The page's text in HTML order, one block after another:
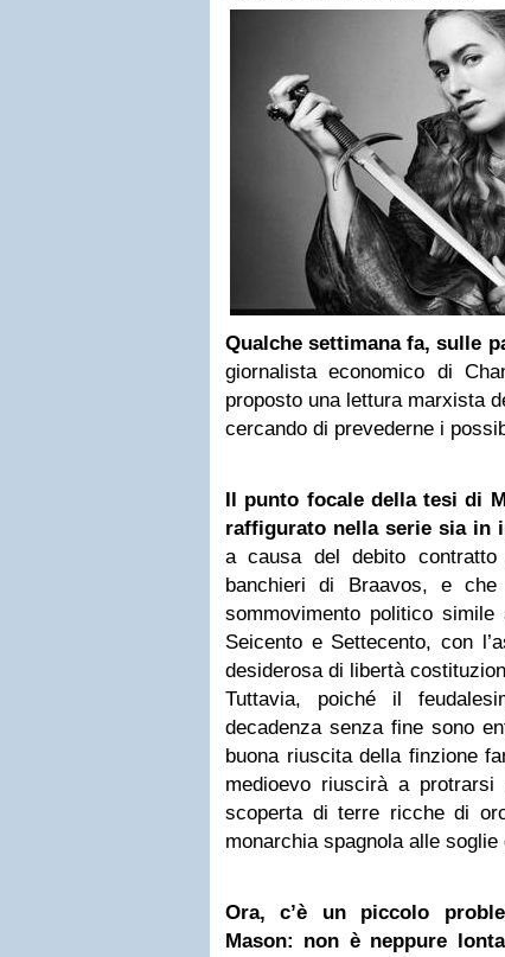
Qualche settimana fa, sulle
giornalista economico di
proposto una lettura marxista
cercando di prevederne i
Il punto focale della tesi di
raffigurato nella serie sia in
a causa del debito
banchieri di Braavos, e
sommovimento politico
Seicento e Settecento, con
desiderosa di libertà
Tuttavia, poiché il
decadenza senza fine sono
buona riuscita della finzione
medioevo riuscirà a
scoperta di terre ricche di
monarchia spagnola alle soglie
Ora, c’è un piccolo
Mason: non è neppure